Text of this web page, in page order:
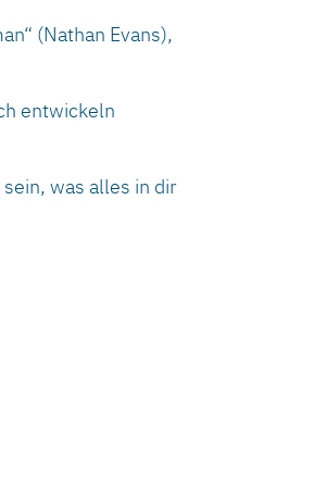
(Nathan Evans),
entwickeln
was alles in dir